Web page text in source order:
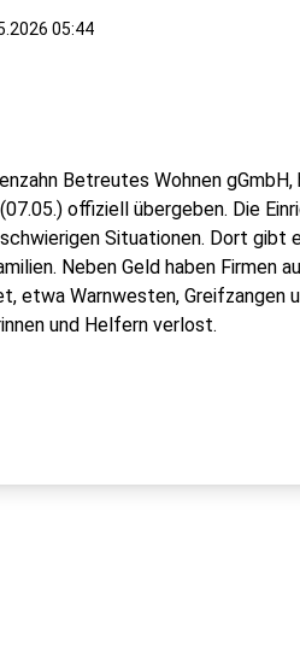
05:44
Betreutes Wohnen
offiziell übergeben. Die
Situationen. Dort gibt
Neben Geld haben Firmen
etwa Warnwesten,
und Helfern verlost.